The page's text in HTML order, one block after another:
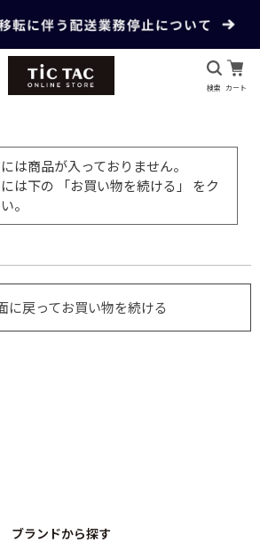
検索 カート
は商品が入っておりません。
は下の 「お買い物を続ける」 をク
。
に戻ってお買い物を続ける
ブランドから探す